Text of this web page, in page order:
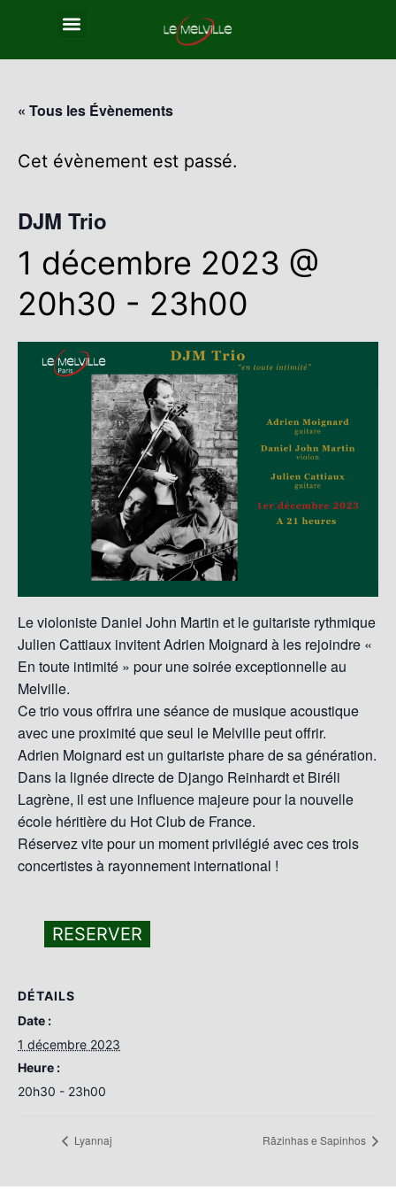
« Tous les Évènements
Cet évènement est passé.
DJM Trio
1 décembre 2023 @
20h30 - 23h00
Le violoniste Daniel John Martin et le guitariste rythmique
Julien Cattiaux invitent Adrien Moignard à les rejoindre «
En toute intimité » pour une soirée exceptionnelle au
Melville.
Ce trio vous offrira une séance de musique acoustique
avec une proximité que seul le Melville peut offrir.
Adrien Moignard est un guitariste phare de sa génération.
Dans la lignée directe de Django Reinhardt et Biréli
Lagrène, il est une influence majeure pour la nouvelle
école héritière du Hot Club de France.
Réservez vite pour un moment privilégié avec ces trois
concertistes à rayonnement international !
RESERVER
DÉTAILS
Date :
1 décembre 2023
Heure :
20h30 - 23h00
Lyannaj Rãzinhas e Sapinhos